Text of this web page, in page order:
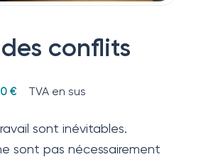
conflits
€ TVA en sus
sont inévitables.
sont pas nécessairement